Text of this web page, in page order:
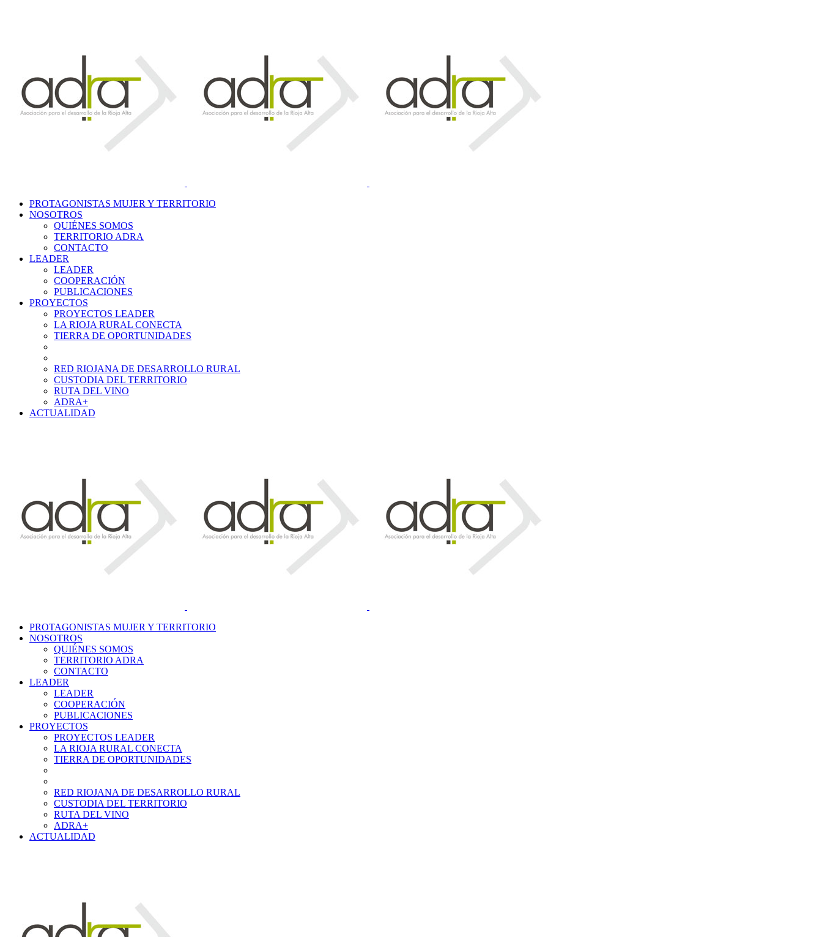
PROTAGONISTAS MUJER Y TERRITORIO
NOSOTROS
QUIÉNES SOMOS
TERRITORIO ADRA
CONTACTO
LEADER
LEADER
COOPERACIÓN
PUBLICACIONES
PROYECTOS
PROYECTOS LEADER
LA RIOJA RURAL CONECTA
TIERRA DE OPORTUNIDADES
RED RIOJANA DE DESARROLLO RURAL
CUSTODIA DEL TERRITORIO
RUTA DEL VINO
ADRA+
ACTUALIDAD
PROTAGONISTAS MUJER Y TERRITORIO
NOSOTROS
QUIÉNES SOMOS
TERRITORIO ADRA
CONTACTO
LEADER
LEADER
COOPERACIÓN
PUBLICACIONES
PROYECTOS
PROYECTOS LEADER
LA RIOJA RURAL CONECTA
TIERRA DE OPORTUNIDADES
RED RIOJANA DE DESARROLLO RURAL
CUSTODIA DEL TERRITORIO
RUTA DEL VINO
ADRA+
ACTUALIDAD